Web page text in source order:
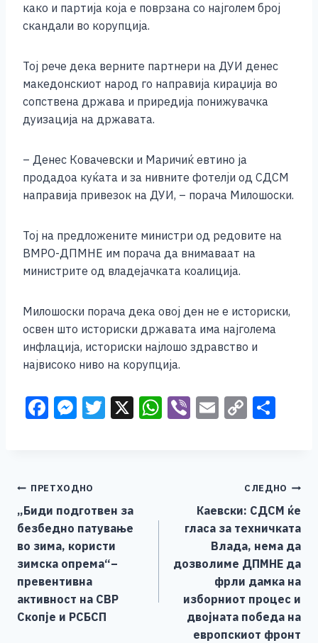
k
како и партија која е поврзана со најголем број
скандали во корупција.
Тој рече дека верните партнери на ДУИ денес
македонскиот народ го направија кираџија во
сопствена држава и приредија понижувачка
дуизација на државата.
– Денес Ковачевски и Маричиќ евтино ја
продадоа куќата и за нивните фотелји од СДСМ
направија привезок на ДУИ, – порача Милошоски.
Тој на предложените министри од редовите на
ВМРО-ДПМНЕ им порача да внимаваат на
министрите од владејачката коалиција.
Милошоски порача дека овој ден не е историски,
освен што историски државата има најголема
инфлација, историски најлошо здравство и
највисоко ниво на корупција.
F
b
o
o
k
M
n
g
er
T X W Vi E C
Li
n
k
Навигација
на
напис
ПРЕТХОДНО
„Биди подготвен за
безбедно патување
во зима, користи
зимска опрема“–
превентивна
активност на СВР
Скопје и РСБСП
СЛЕДНО
Каевски: СДСМ ќе
гласа за техничката
Влада, нема да
дозволиме ДПМНЕ да
фрли дамка на
изборниот процес и
двојната победа на
европскиот фронт